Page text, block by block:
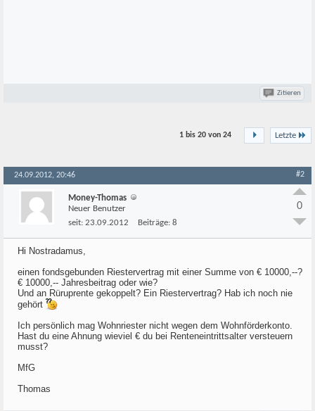
Zitieren
Letzte
1 bis 20 von 24
24.09.2012, 20:46 #2
Money-Thomas
Neuer Benutzer
seit: 23.09.2012 Beiträge: 8
0
Hi Nostradamus,
einen fondsgebunden Riestervertrag mit einer Summe von € 10000,--?
€ 10000,-- Jahresbeitrag oder wie?
Und an Rüruprente gekoppelt? Ein Riestervertrag? Hab ich noch nie
gehört
Ich persönlich mag Wohnriester nicht wegen dem Wohnförderkonto.
Hast du eine Ahnung wieviel € du bei Renteneintrittsalter versteuern
musst?
MfG
Thomas